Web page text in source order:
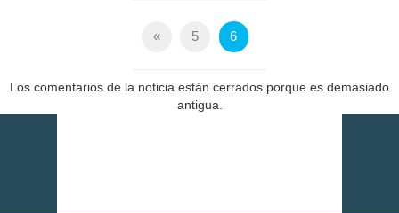
« 5 6
Los comentarios de la noticia están cerrados porque es demasiado
antigua.